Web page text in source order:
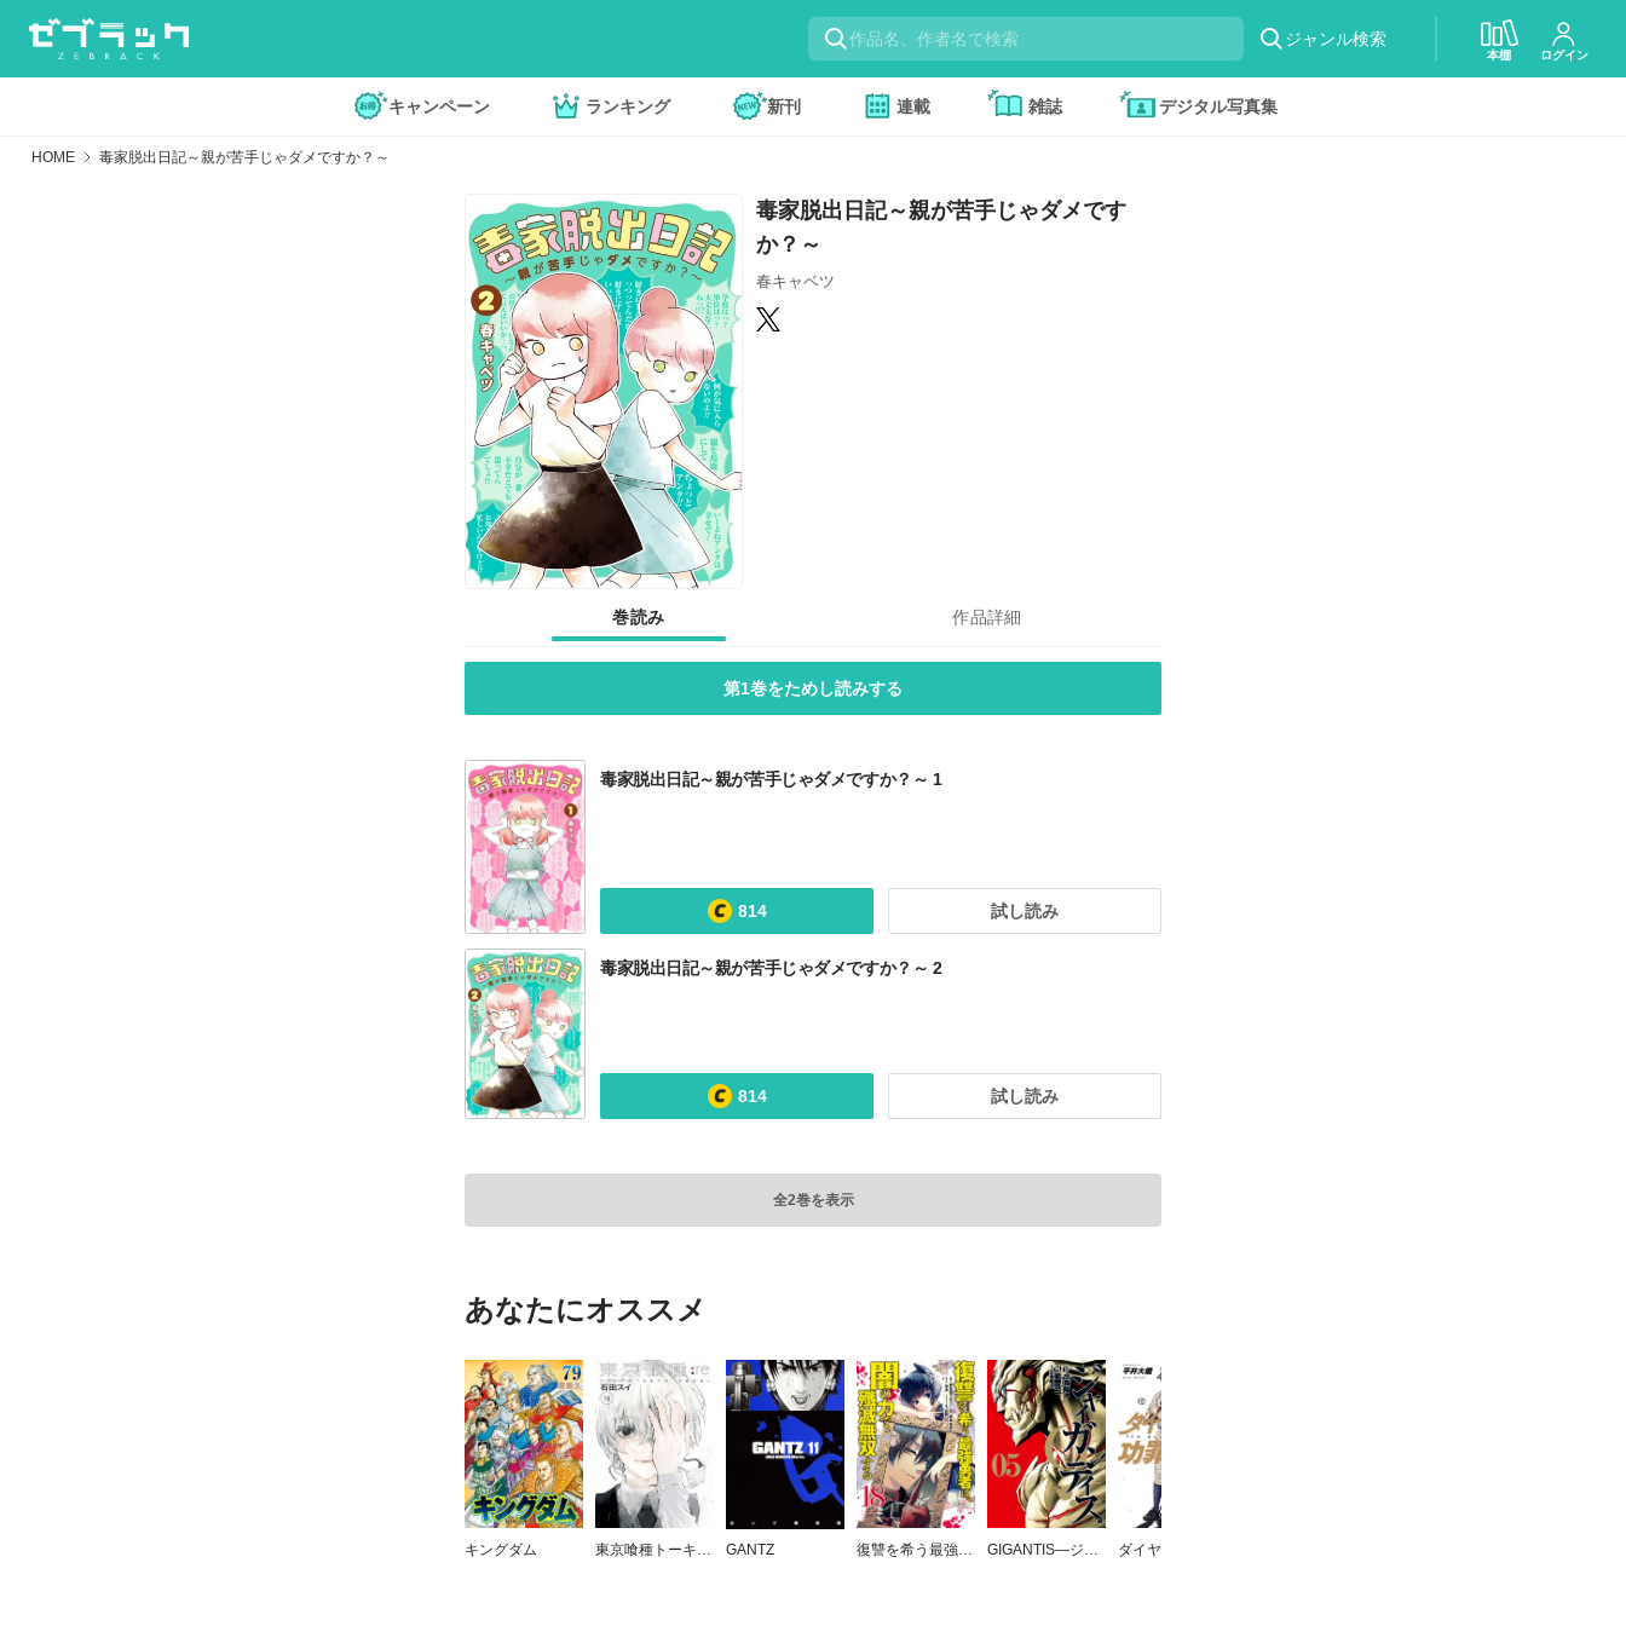
ジャンル検索
本棚 ログイン
キャンペーン ランキング 新刊 連載 雑誌 デジタル写真集
HOME 毒家脱出日記～親が苦手じゃダメですか？～
毒家脱出日記～親が苦手じゃダメです
か？～
春キャベツ
巻読み 作品詳細
第1巻をためし読みする
毒家脱出日記～親が苦手じゃダメですか？～ 1
814 試し読み
毒家脱出日記～親が苦手じゃダメですか？～ 2
814 試し読み
全2巻を表示
あなたにオススメ
キングダム 東京喰種トーキョーグール:re GANTZ 復讐を希う最強勇者は、闇の力で殲滅無双する GIGANTIS―ジャイガンティス―